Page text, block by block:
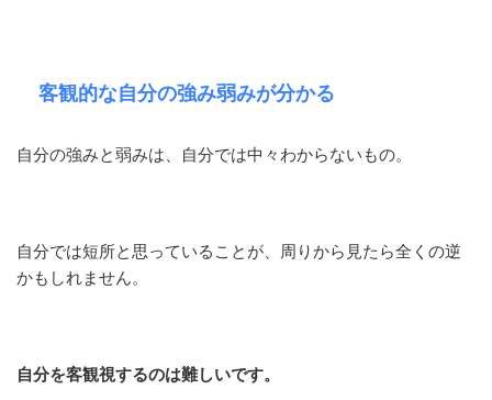
客観的な自分の強み弱みが分かる
自分の強みと弱みは、自分では中々わからないもの。
自分では短所と思っていることが、周りから見たら全くの逆
かもしれません。
自分を客観視するのは難しいです。